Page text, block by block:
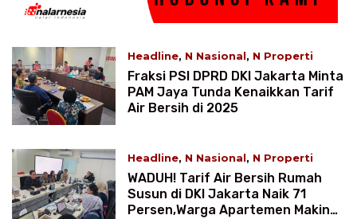
Headline, N Nasional, N Properti
January 20, 2025 8:11 WIB
Fraksi PSI DPRD DKI Jakarta Minta
PAM Jaya Tunda Kenaikkan Tarif
Air Bersih di 2025
Headline, N Nasional, N Properti
January 6, 2025 9:27 WIB
WADUH! Tarif Air Bersih Rumah
Susun di DKI Jakarta Naik 71
Persen,Warga Apartemen Makin